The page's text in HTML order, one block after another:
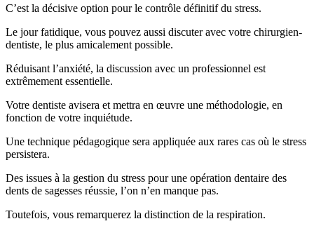
C’est la décisive option pour le contrôle définitif du stress.
Le jour fatidique, vous pouvez aussi discuter avec votre chirurgien-
dentiste, le plus amicalement possible.
Réduisant l’anxiété, la discussion avec un professionnel est
extrêmement essentielle.
Votre dentiste avisera et mettra en œuvre une méthodologie, en
fonction de votre inquiétude.
Une technique pédagogique sera appliquée aux rares cas où le stress
persistera.
Des issues à la gestion du stress pour une opération dentaire des
dents de sagesses réussie, l’on n’en manque pas.
Toutefois, vous remarquerez la distinction de la respiration.